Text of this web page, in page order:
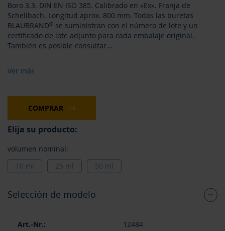
imágenes
Boro 3.3. DIN EN ISO 385. Calibrado en «Ex». Franja de
Schellbach. Longitud aprox. 800 mm. Todas las buretas
BLAUBRAND® se suministran con el número de lote y un
certificado de lote adjunto para cada embalaje original.
También es posible consultar...
Ver más
COMPRAR
Elija su producto:
volumen nominal:
10 ml
25 ml 50 ml
Selección de modelo
12484